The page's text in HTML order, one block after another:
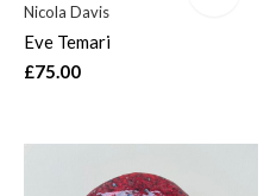
Nicola Davis
Eve Temari
£75.00